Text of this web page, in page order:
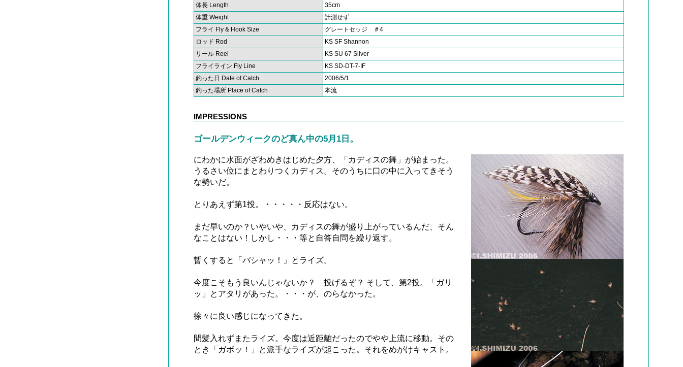
体長 Length
35cm
体重 Weight
計測せず
フライ Fly & Hook Size
グレートセッジ ＃4
ロッド Rod
KS SF Shannon
リール Reel
KS SU 67 Silver
フライライン Fly Line
KS SD-DT-7-IF
釣った日 Date of Catch
2006/5/1
釣った場所 Place of Catch
本流
IMPRESSIONS
ゴールデンウィークのど真ん中の5月1日。
にわかに水面がざわめきはじめた夕方、「カディスの舞」が始まった。
うるさい位にまとわりつくカディス。そのうちに口の中に入ってきそう
な勢いだ。
とりあえず第1投。・・・・・反応はない。
まだ早いのか？いやいや、カディスの舞が盛り上がっているんだ、そん
なことはない！しかし・・・等と自答自問を繰り返す。
暫くすると「バシャッ！」とライズ。
今度こそもう良いんじゃないか？ 投げるぞ？ そして、第2投。「ガリ
ッ」とアタリがあった。・・・が、のらなかった。
徐々に良い感じになってきた。
間髪入れずまたライズ。今度は近距離だったのでやや上流に移動。その
とき「ガボッ！」と派手なライズが起こった。それをめがけキャスト。